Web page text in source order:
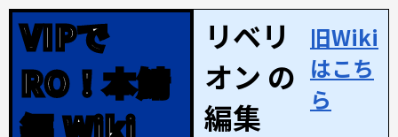
VIPで
RO！本鯖
編 Wiki
リベリ
オン の
編集
旧Wiki
はこち
ら